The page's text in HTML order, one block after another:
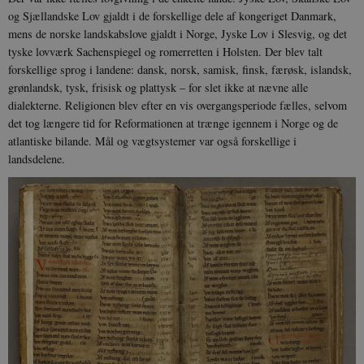
og Sjællandske Lov gjaldt i de forskellige dele af kongeriget Danmark,
mens de norske landskabslove gjaldt i Norge, Jyske Lov i Slesvig, og det
tyske lovværk Sachenspiegel og romerretten i Holsten. Der blev talt
forskellige sprog i landene: dansk, norsk, samisk, finsk, færøsk, islandsk,
grønlandsk, tysk, frisisk og plattysk – for slet ikke at nævne alle
dialekterne. Religionen blev efter en vis overgangsperiode fælles, selvom
det tog længere tid for Reformationen at trænge igennem i Norge og de
atlantiske bilande. Mål og vægtsystemer var også forskellige i
landsdelene.